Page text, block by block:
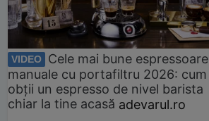
VIDEO
Cele mai bune espressoare
manuale cu portafiltru 2026: cum
obții un espresso de nivel barista
chiar la tine acasă adevarul.ro